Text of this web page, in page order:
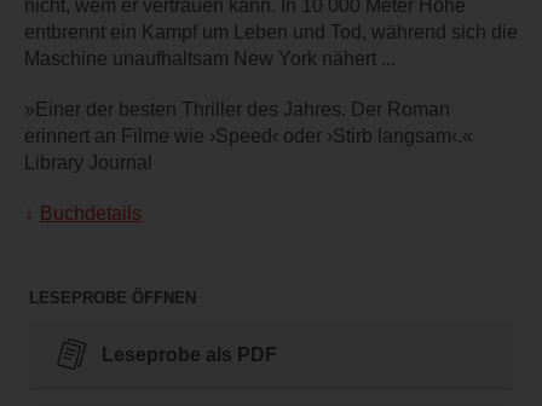
nicht, wem er vertrauen kann. In 10 000 Meter Höhe
entbrennt ein Kampf um Leben und Tod, während sich die
Maschine unaufhaltsam New York nähert ...
»Einer der besten Thriller des Jahres. Der Roman
erinnert an Filme wie ›Speed‹ oder ›Stirb langsam‹.«
Library Journal
Buchdetails
LESEPROBE ÖFFNEN
Leseprobe als PDF